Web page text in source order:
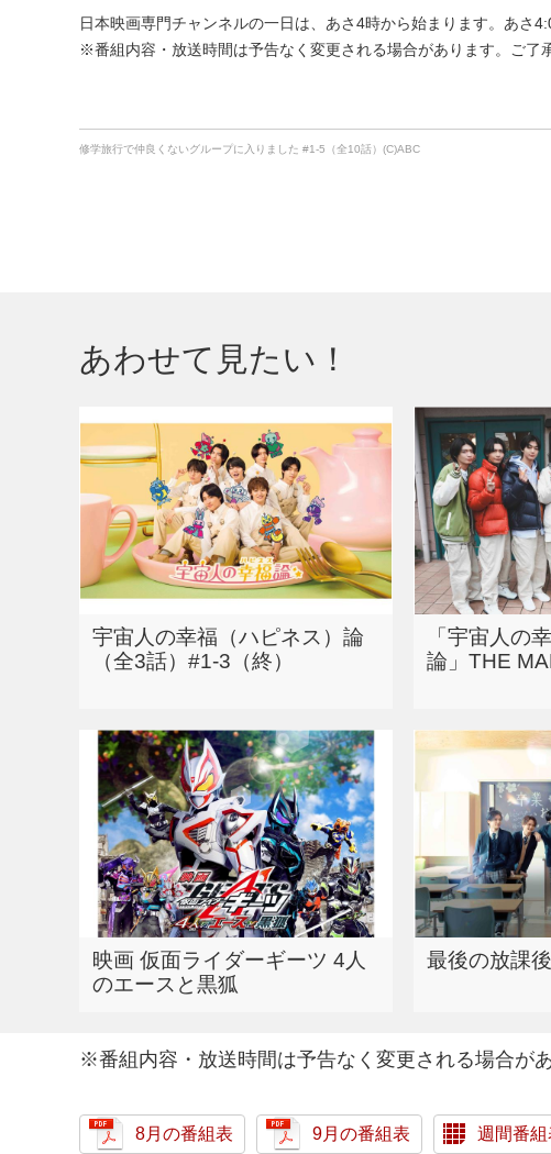
日本映画専門チャンネルの一日は、あさ4時から始まります。あさ
※番組内容・放送時間は予告なく変更される場合があります。ご了
修学旅行で仲良くないグループに入りました #1-5（全10話）(C)ABC
あわせて見たい！
宇宙人の幸福（ハピネス）論
（全3話）#1-3（終）
「宇宙人の
論」THE
映画 仮面ライダーギーツ 4人
のエースと黒狐
最後の放課後
※番組内容・放送時間は予告なく変更される場合が
8月の番組表 9月の番組表 週間番組